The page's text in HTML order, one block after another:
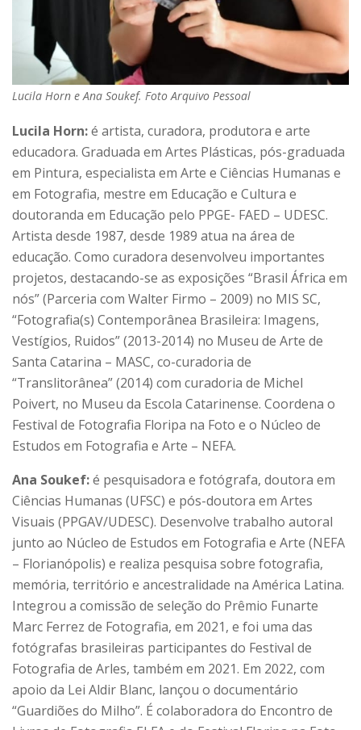
Lucila Horn e Ana Soukef. Foto Arquivo Pessoal
Lucila Horn:é artista, curadora, produtora e arte
educadora. Graduada em Artes Plásticas, pós-graduada
em Pintura, especialista em Arte e Ciências Humanas e
em Fotografia, mestre em Educação e Cultura e
doutoranda em Educação pelo PPGE- FAED – UDESC.
Artista desde 1987, desde 1989 atua na área de
educação. Como curadora desenvolveu importantes
projetos, destacando-se as exposições “Brasil África em
nós” (Parceria com Walter Firmo – 2009) no MIS SC,
“Fotografia(s) Contemporânea Brasileira: Imagens,
Vestígios, Ruidos” (2013-2014) no Museu de Arte de
Santa Catarina – MASC, co-curadoria de
“Translitorânea” (2014) com curadoria de Michel
Poivert, no Museu da Escola Catarinense. Coordena o
Festival de Fotografia Floripa na Foto e o Núcleo de
Estudos em Fotografia e Arte – NEFA.
Ana Soukef:é pesquisadora e fotógrafa, doutora em
Ciências Humanas (UFSC) e pós-doutora em Artes
Visuais (PPGAV/UDESC). Desenvolve trabalho autoral
junto ao Núcleo de Estudos em Fotografia e Arte (NEFA
– Florianópolis) e realiza pesquisa sobre fotografia,
memória, território e ancestralidade na América Latina.
Integrou a comissão de seleção do Prêmio Funarte
Marc Ferrez de Fotografia, em 2021, e foi uma das
fotógrafas brasileiras participantes do Festival de
Fotografia de Arles, também em 2021. Em 2022, com
apoio da Lei Aldir Blanc, lançou o documentário
“Guardiões do Milho”. É colaboradora do Encontro de